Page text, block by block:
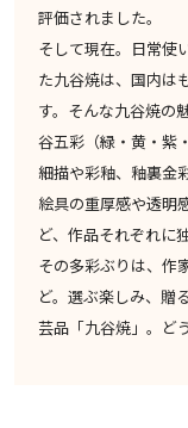
評価されました。
そして現在。日常使
た九谷焼は、国内は
す。そんな九谷焼の
谷五彩（緑・黄・紫
細描や彩釉、釉裏金
絵具の重厚感や透明
ど、作品それぞれに
その多彩ぶりは、作
ど。選ぶ楽しみ、贈
芸品「九谷焼」。ど